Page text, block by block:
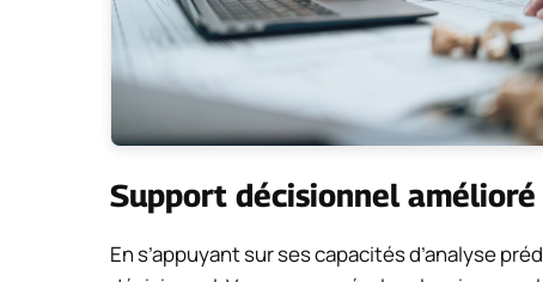
Support décisionnel amélioré
En s’appuyant sur ses capacités d’analyse